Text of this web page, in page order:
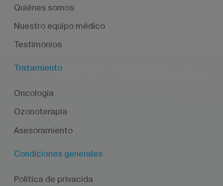
Quiénes somos
Nuestro equipo médico
Testimonios
Tratamiento
Oncología
Ozonoterapia
Asesoramiento
Condiciones generales
Política de privacida